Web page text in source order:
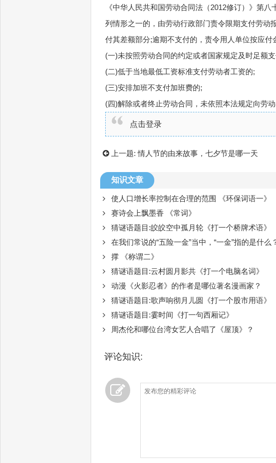
《中华人民共和国劳动合同法（2012修订）》第
列情形之一的，由劳动行政部门责令限期支付劳动
付其差额部分;逾期不支付的，责令用人单位按应
(一)未按照劳动合同的约定或者国家规定及时足额
(二)低于当地最低工资标准支付劳动者工资的;
(三)安排加班不支付加班费的;
(四)解除或者终止劳动合同，未依照本法规定向劳动
点击登录
上一题:情人节的由来故事，七夕节是哪一天
知识文章
使人口增长率控制在合理的范围 《环保词语一》
赛诗会上飘墨香 《常词》
猜谜语题目:皎皎空中孤月轮《打一个桥牌术语》
在我们常说的“五险一金”当中，“一金”指的是什么
撑 《称谓二》
猜谜语题目:云村圆月影共《打一个电脑名词》
动漫《火影忍者》的作者是哪位著名漫画家？
猜谜语题目:歌声响彻月儿圆《打一个股市用语》
猜谜语题目:霎时间《打一句西厢记》
周杰伦和哪位台湾女艺人合唱了《屋顶》？
评论知识: